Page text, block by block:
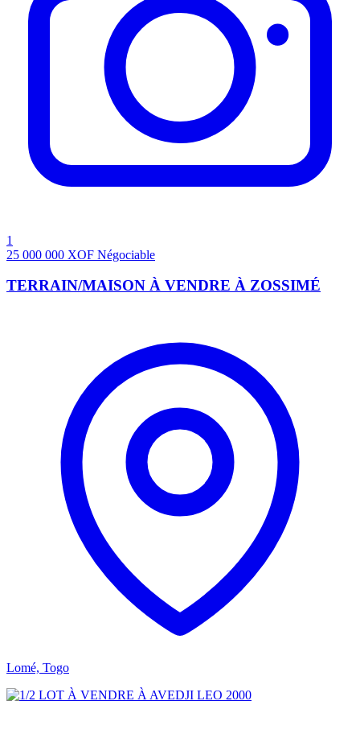
1
25 000 000 XOF Négociable
TERRAIN/MAISON À VENDRE À ZOSSIMÉ
Lomé, Togo